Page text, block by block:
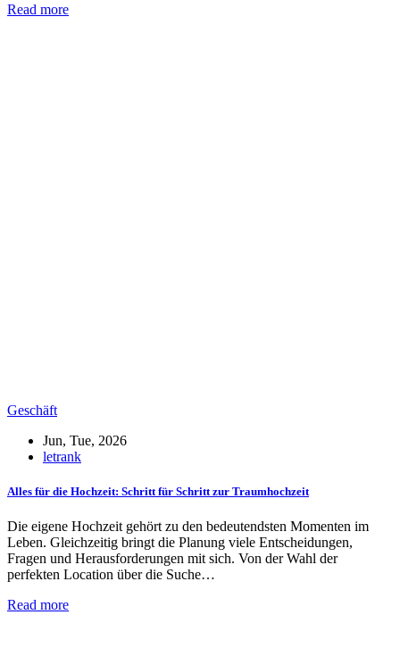
Read more
Geschäft
Jun, Tue, 2026
letrank
Alles für die Hochzeit: Schritt für Schritt zur Traumhochzeit
Die eigene Hochzeit gehört zu den bedeutendsten Momenten im
Leben. Gleichzeitig bringt die Planung viele Entscheidungen,
Fragen und Herausforderungen mit sich. Von der Wahl der
perfekten Location über die Suche…
Read more